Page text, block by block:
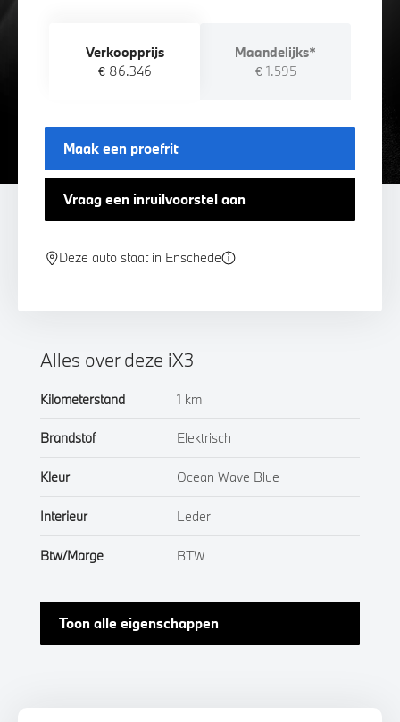
Verkoopprijs
€ 86.346
Maandelijks*
€ 1.595
Maak een proefrit
Vraag een inruilvoorstel aan
Deze auto staat in Enschede
Alles over deze iX3
Kilometerstand 1 km
Brandstof Elektrisch
Kleur Ocean Wave Blue
Interieur Leder
Btw/Marge BTW
Toon alle eigenschappen